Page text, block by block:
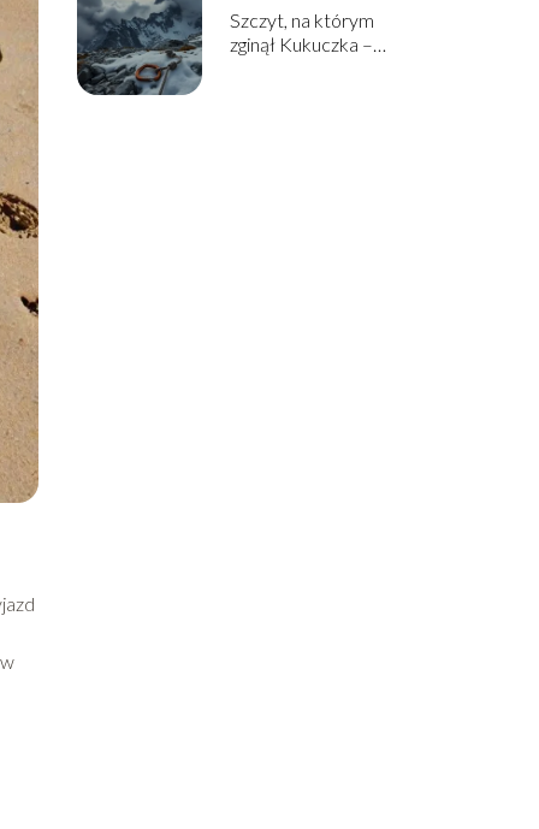
Szczyt, na którym
zginął Kukuczka –